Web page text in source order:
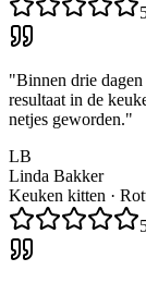
"Binnen drie
resultaat in de
netjes geworden."
LB
Linda Bakker
Keuken kitten ·